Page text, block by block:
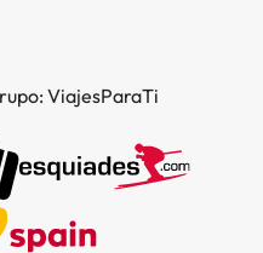
ViajesParaTi